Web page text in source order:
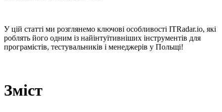
У цій статті ми розглянемо ключові особливості ITRadar.io, які
роблять його одним із найінтуїтивніших інструментів для
програмістів, тестувальників і менеджерів у Польщі!
Зміст